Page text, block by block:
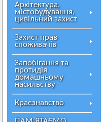
Архітектура,
містобудування,
цивільний захист
Захист прав
споживачів
Запобігання та
протидія
домашньому
насильству
Краєзнавство